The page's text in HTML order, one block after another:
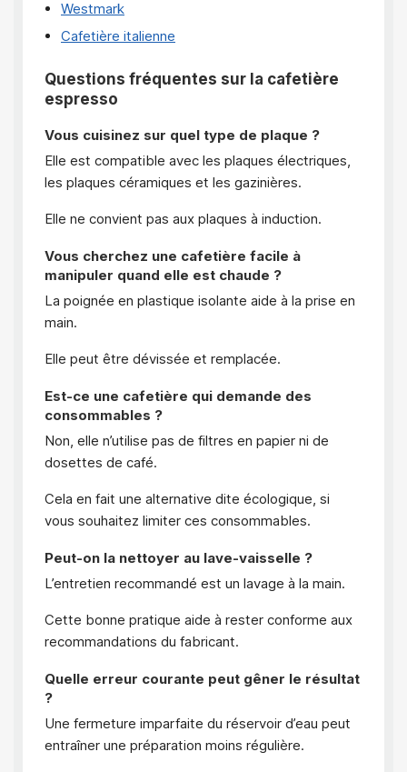
Westmark
Cafetière italienne
Questions fréquentes sur la cafetière
espresso
Vous cuisinez sur quel type de plaque ?
Elle est compatible avec les plaques électriques,
les plaques céramiques et les gazinières.
Elle ne convient pas aux plaques à induction.
Vous cherchez une cafetière facile à
manipuler quand elle est chaude ?
La poignée en plastique isolante aide à la prise en
main.
Elle peut être dévissée et remplacée.
Est-ce une cafetière qui demande des
consommables ?
Non, elle n’utilise pas de filtres en papier ni de
dosettes de café.
Cela en fait une alternative dite écologique, si
vous souhaitez limiter ces consommables.
Peut-on la nettoyer au lave-vaisselle ?
L’entretien recommandé est un lavage à la main.
Cette bonne pratique aide à rester conforme aux
recommandations du fabricant.
Quelle erreur courante peut gêner le résultat
?
Une fermeture imparfaite du réservoir d’eau peut
entraîner une préparation moins régulière.